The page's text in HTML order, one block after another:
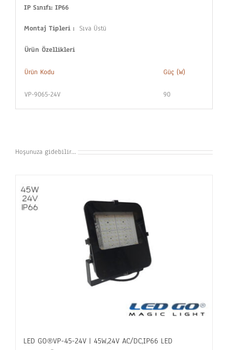
IP Sınıfı: IP66
Montaj Tipleri : Sıva Üstü
Ürün Özellikleri
Ürün Kodu Güç (W)
VP-9065-24V
90
Hoşunuza gidebilir…
LED GO®VP-45-24V | 45W,24V AC/DC,IP66 LED